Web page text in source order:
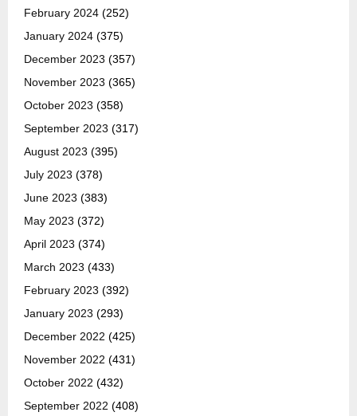
February 2024 (252)
January 2024 (375)
December 2023 (357)
November 2023 (365)
October 2023 (358)
September 2023 (317)
August 2023 (395)
July 2023 (378)
June 2023 (383)
May 2023 (372)
April 2023 (374)
March 2023 (433)
February 2023 (392)
January 2023 (293)
December 2022 (425)
November 2022 (431)
October 2022 (432)
September 2022 (408)